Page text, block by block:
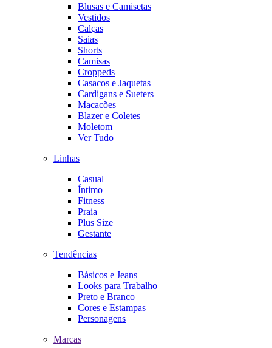
Blusas e Camisetas
Vestidos
Calças
Saias
Shorts
Camisas
Croppeds
Casacos e Jaquetas
Cardigans e Sueters
Macacões
Blazer e Coletes
Moletom
Ver Tudo
Linhas
Casual
Íntimo
Fitness
Praia
Plus Size
Gestante
Tendências
Básicos e Jeans
Looks para Trabalho
Preto e Branco
Cores e Estampas
Personagens
Marcas